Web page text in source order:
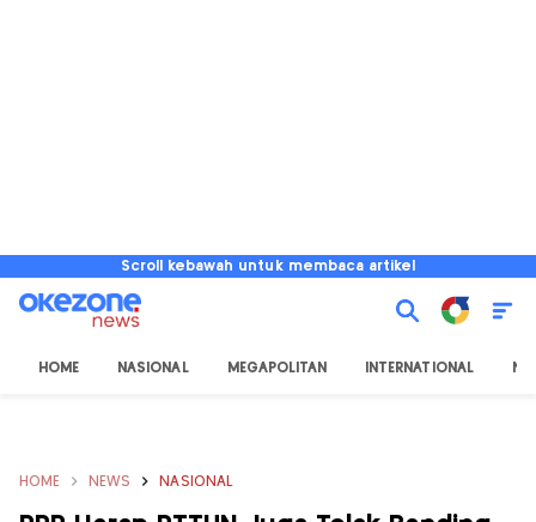
Scroll kebawah untuk membaca artikel
HOME NASIONAL MEGAPOLITAN INTERNATIONAL
HOME NEWS NASIONAL